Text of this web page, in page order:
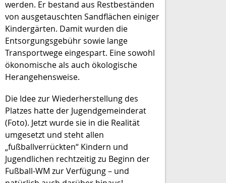
werden. Er bestand aus Restbeständen
von ausgetauschten Sandflächen einiger
Kindergärten. Damit wurden die
Entsorgungsgebühr sowie lange
Transportwege eingespart. Eine sowohl
ökonomische als auch ökologische
Herangehensweise.
Die Idee zur Wiederherstellung des
Platzes hatte der Jugendgemeinderat
(Foto). Jetzt wurde sie in die Realität
umgesetzt und steht allen
„fußballverrückten“ Kindern und
Jugendlichen rechtzeitig zu Beginn der
Fußball-WM zur Verfügung – und